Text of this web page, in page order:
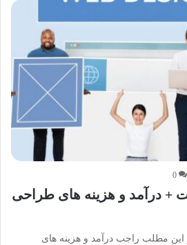
0
درآمد و هزینه های طراحی
مطلب راجب درآمد و هزینه های